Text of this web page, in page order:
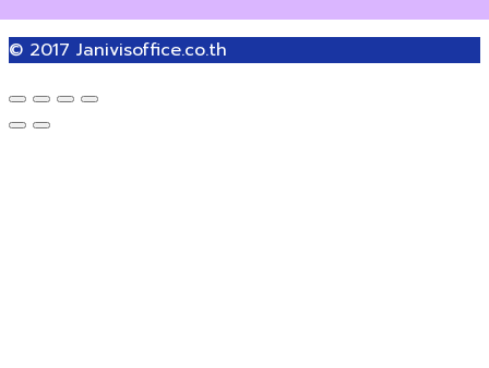
© 2017 Janivisoffice.co.th